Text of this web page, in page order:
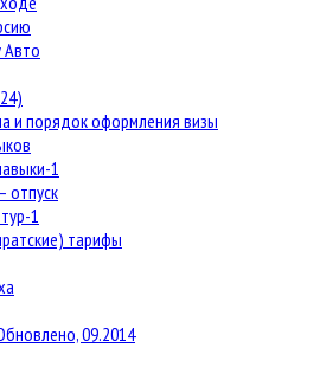
Авто
и порядок оформления визы
1
отпуск
1
тарифы
09.2014